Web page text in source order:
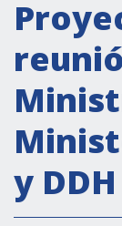
Secretaría
Secretaría
Secretaría
Forum
Red para
género
y